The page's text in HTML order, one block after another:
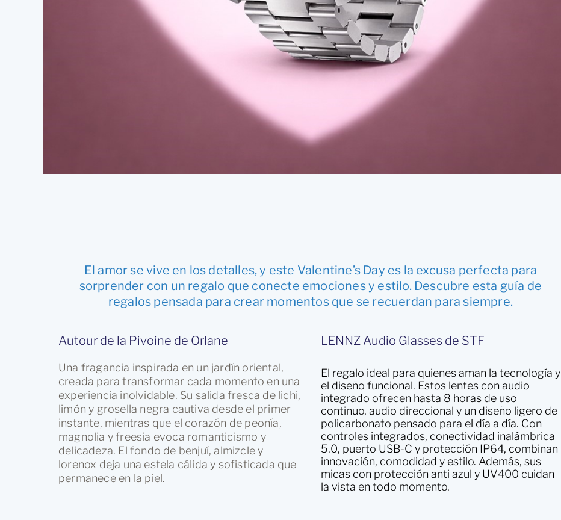
El amor se vive en los detalles, y este Valentine’s Day es la excusa perfecta para
sorprender con un regalo que conecte emociones y estilo. Descubre esta guía de
regalos pensada para crear momentos que se recuerdan para siempre.
Autour de la Pivoine de Orlane
Una fragancia inspirada en un jardín oriental,
creada para transformar cada momento en una
experiencia inolvidable. Su salida fresca de lichi,
limón y grosella negra cautiva desde el primer
instante, mientras que el corazón de peonía,
magnolia y freesia evoca romanticismo y
delicadeza. El fondo de benjuí, almizcle y
lorenox deja una estela cálida y sofisticada que
permanece en la piel.
LENNZ Audio Glasses de STF
El regalo ideal para quienes aman la tecnología y
el diseño funcional. Estos lentes con audio
integrado ofrecen hasta 8 horas de uso
continuo, audio direccional y un diseño ligero de
policarbonato pensado para el día a día. Con
controles integrados, conectividad inalámbrica
5.0, puerto USB-C y protección IP64, combinan
innovación, comodidad y estilo. Además, sus
micas con protección anti azul y UV400 cuidan
la vista en todo momento.